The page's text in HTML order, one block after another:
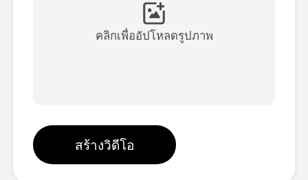
ดูเทมเพลตทั้งหมด
บล็อก
คลิกเพื่ออัปโหลดรูปภาพ
สร้างวิดีโอ